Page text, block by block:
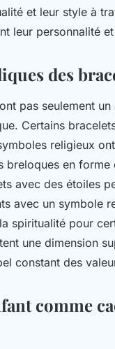
et leur style à
leur personnalité
des
pas seulement
Certains
religieux
breloques en
avec des étoiles
avec un symbole
spiritualité pour
une dimension
constant des
comme